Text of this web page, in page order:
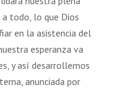
todo, lo que Dios
en la asistencia del
esperanza va
y así desarrollemos
anunciada por